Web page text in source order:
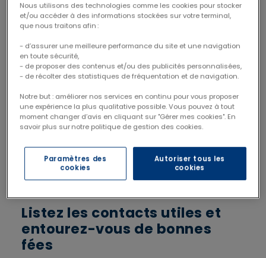
Dormez autant que possible, prenez le temps
de vous oxygéner et veillez à avoir une
alimentation aussi saine et réconfortante que
possible. Notre conseil pour bien manger
pendant le post-partum : préparez, dans les
dernières semaines de votre grossesse,
les. Après la naissance, acceptez volontiers (ou
sollicitez sans hésiter !) tous les coups de main
de votre entourage pour les courses, le
minute de vos journées devrait idéalement être
consacrée à prendre soin de votre bébé et de
vous-même !
Listez les contacts utiles et
entourez-vous de bonnes
fées
Nous utilisons des technologies comme les cookies pour stocker
et/ou accéder à des informations stockées sur votre terminal,
que nous traitons afin :
- d’assurer une meilleure performance du site et une navigation
en toute sécurité,
- de proposer des contenus et/ou des publicités personnalisées,
- de récolter des statistiques de fréquentation et de navigation.
Notre but : améliorer nos services en continu pour vous proposer
une expérience la plus qualitative possible. Vous pouvez à tout
moment changer d’avis en cliquant sur "Gérer mes cookies". En
savoir plus sur notre politique de gestion des cookies.
Paramètres des
cookies
Autoriser tous les
cookies